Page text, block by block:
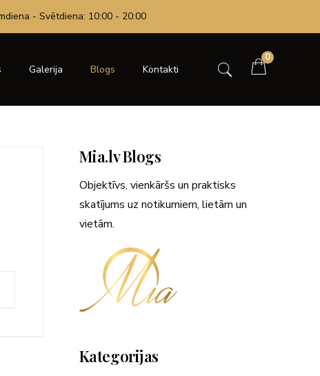
- Svētdiena: 10:00 - 20:00
Galerija Blogs Kontakti
0
Mia.lv Blogs
Objektīvs, vienkāršs un praktisks
skatījums uz notikumiem, lietām un
vietām.
Kategorijas